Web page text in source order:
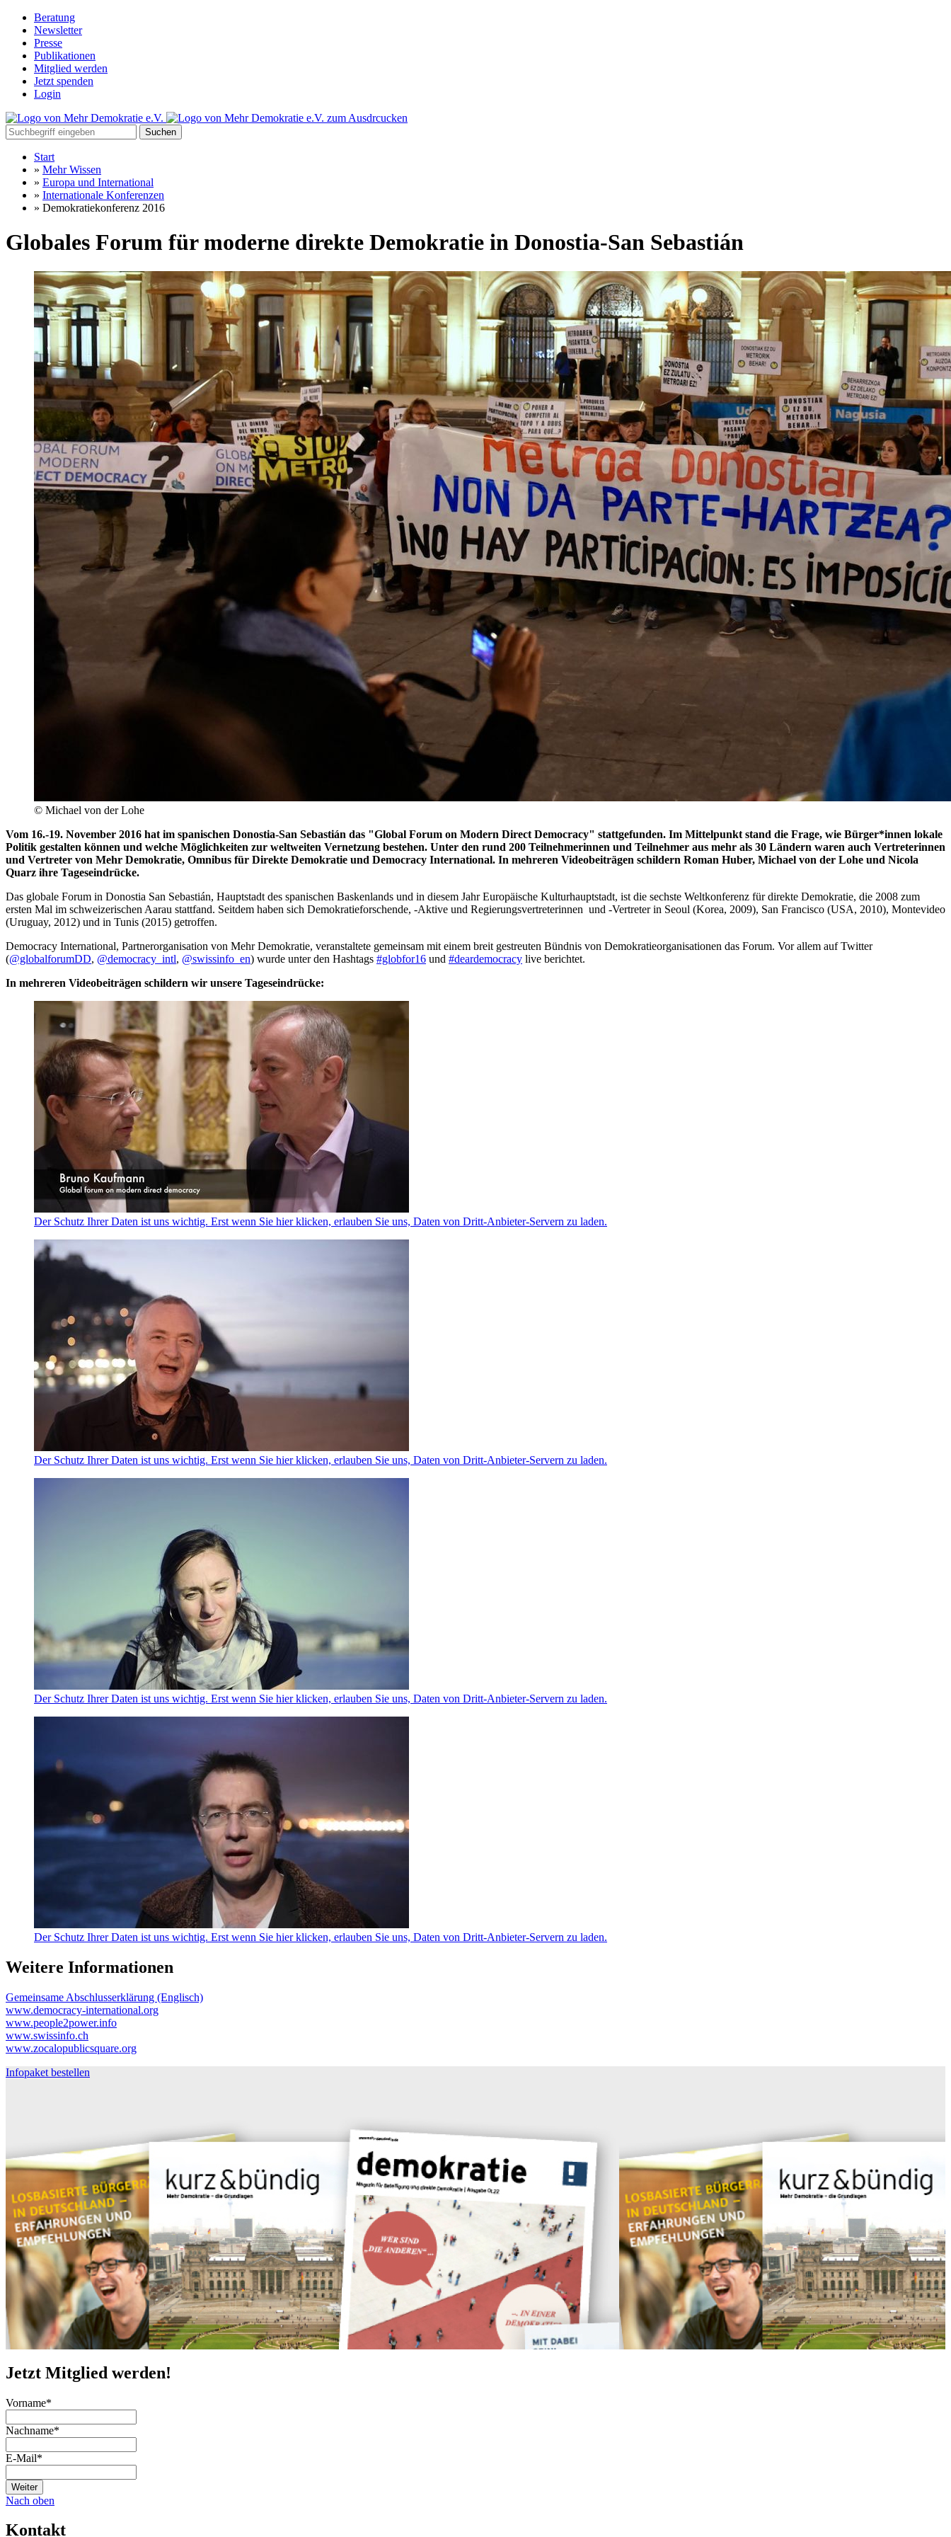
Beratung
Newsletter
Presse
Publikationen
Mitglied werden
Jetzt spenden
Login
Suchen
Start
» Mehr Wissen
» Europa und International
» Internationale Konferenzen
» Demokratiekonferenz 2016
Globales Forum für moderne direkte Demokratie in Donostia-San Sebastián
© Michael von der Lohe
Vom 16.-19. November 2016 hat im spanischen Donostia-San Sebastián das "Global Forum on Modern Direct Democracy" stattgefunden. Im Mittelpunkt stand die Frage, wie Bürger*innen lokale
Politik gestalten können und welche Möglichkeiten zur weltweiten Vernetzung bestehen. Unter den rund 200 Teilnehmerinnen und Teilnehmer aus mehr als 30 Ländern waren auch Vertreterinnen
und Vertreter von Mehr Demokratie, Omnibus für Direkte Demokratie und Democracy International. In mehreren Videobeiträgen schildern Roman Huber, Michael von der Lohe und Nicola
Quarz ihre Tageseindrücke.
Das globale Forum in Donostia San Sebastián, Hauptstadt des spanischen Baskenlands und in diesem Jahr Europäische Kulturhauptstadt, ist die sechste Weltkonferenz für direkte Demokratie, die 2008 zum
ersten Mal im schweizerischen Aarau stattfand. Seitdem haben sich Demokratieforschende, -Aktive und Regierungsvertreterinnen und -Vertreter in Seoul (Korea, 2009), San Francisco (USA, 2010), Montevideo
(Uruguay, 2012) und in Tunis (2015) getroffen.
Democracy International, Partnerorganisation von Mehr Demokratie, veranstaltete gemeinsam mit einem breit gestreuten Bündnis von Demokratieorganisationen das Forum. Vor allem auf Twitter
(@globalforumDD, @democracy_intl, @swissinfo_en) wurde unter den Hashtags #globfor16 und #deardemocracy live berichtet.
In mehreren Videobeiträgen schildern wir unsere Tageseindrücke:
Der Schutz Ihrer Daten ist uns wichtig. Erst wenn Sie hier klicken, erlauben Sie uns, Daten von Dritt-Anbieter-Servern zu laden.
Der Schutz Ihrer Daten ist uns wichtig. Erst wenn Sie hier klicken, erlauben Sie uns, Daten von Dritt-Anbieter-Servern zu laden.
Der Schutz Ihrer Daten ist uns wichtig. Erst wenn Sie hier klicken, erlauben Sie uns, Daten von Dritt-Anbieter-Servern zu laden.
Der Schutz Ihrer Daten ist uns wichtig. Erst wenn Sie hier klicken, erlauben Sie uns, Daten von Dritt-Anbieter-Servern zu laden.
Weitere Informationen
Gemeinsame Abschlusserklärung (Englisch)
www.democracy-international.org
www.people2power.info
www.swissinfo.ch
www.zocalopublicsquare.org
Infopaket bestellen
Jetzt Mitglied werden!
Vorname*
Nachname*
E-Mail*
Weiter
Nach oben
Kontakt